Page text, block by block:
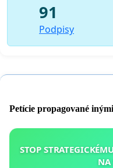
91
Podpisy
Petície propagované
STOP
NA